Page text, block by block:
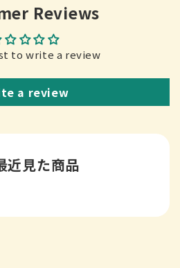
Reviews
to write a review
a review
近見た商品